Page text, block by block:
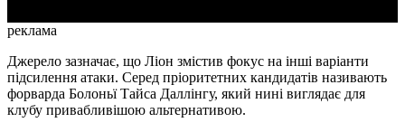
реклама
Джерело зазначає, що Ліон змістив фокус на інші варіанти
підсилення атаки. Серед пріоритетних кандидатів називають
форварда Болоньї Тайса Даллінгу, який нині виглядає для
клубу привабливішою альтернативою.